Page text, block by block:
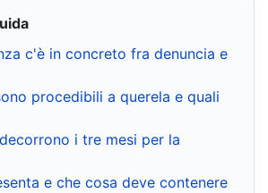
c'è in concreto fra denuncia e
procedibili a querela e quali
i tre mesi per la
e che cosa deve contenere